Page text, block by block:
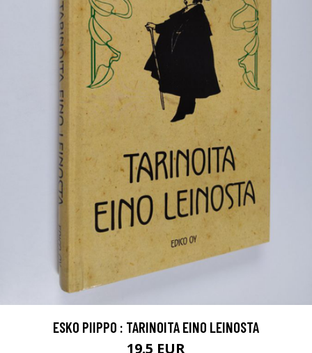
ESKO PIIPPO : TARINOITA EINO LEINOSTA
19.5 EUR